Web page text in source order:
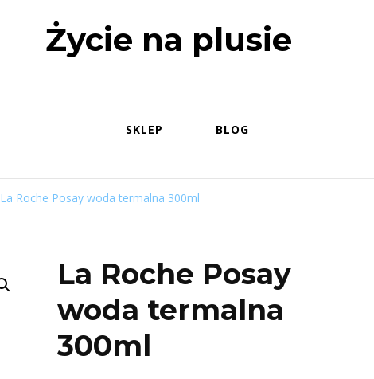
Życie na plusie
SKLEP BLOG
La Roche Posay woda termalna 300ml
La Roche Posay
woda termalna
300ml